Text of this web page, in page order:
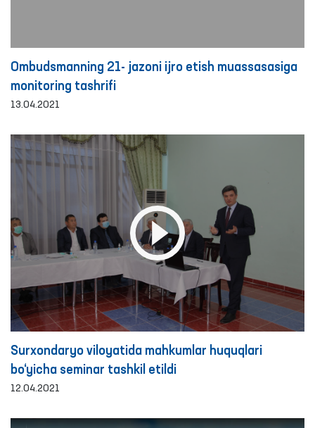
Ombudsmanning 21- jazoni ijro etish muassasasiga
monitoring tashrifi
13.04.2021
Surxondaryo viloyatida mahkumlar huquqlari
bo‘yicha seminar tashkil etildi
12.04.2021